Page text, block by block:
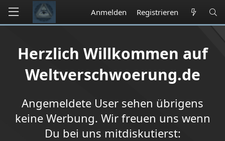
Anmelden Registrieren
Herzlich Willkommen auf
Weltverschwoerung.de
Angemeldete User sehen übrigens
keine Werbung. Wir freuen uns wenn
Du bei uns mitdiskutierst: